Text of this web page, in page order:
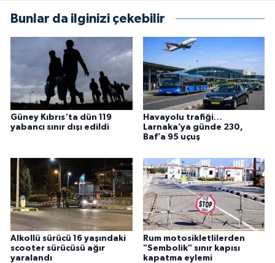
Bunlar da ilginizi çekebilir
Güney Kıbrıs'ta dün 119
yabancı sınır dışı edildi
Havayolu trafiği…
Larnaka’ya günde 230,
Baf’a 95 uçuş
Alkollü sürücü 16 yaşındaki
scooter sürücüsü ağır
yaralandı
Rum motosikletlilerden
"Sembolik" sınır kapısı
kapatma eylemi